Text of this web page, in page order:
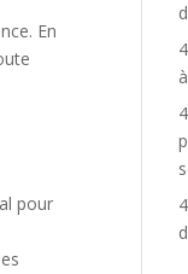
En
pour